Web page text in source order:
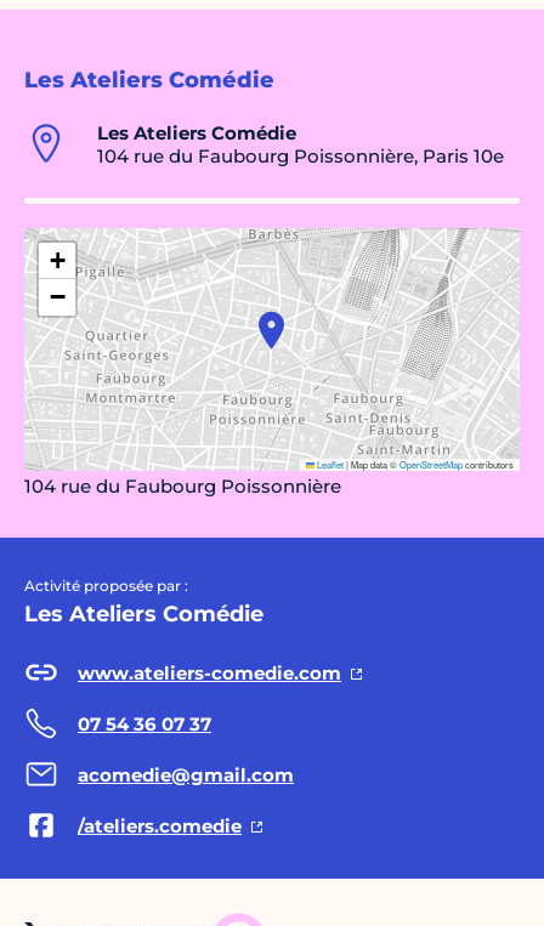
Les Ateliers Comédie
Les Ateliers Comédie
104 rue du Faubourg Poissonnière, Paris 10e
+
−
Leaflet|Map data ©OpenStreetMapcontributors
104 rue du Faubourg Poissonnière
Activité proposée par :
Les Ateliers Comédie
www.ateliers-comedie.com
07 54 36 07 37
acomedie@gmail.com
/ateliers.comedie